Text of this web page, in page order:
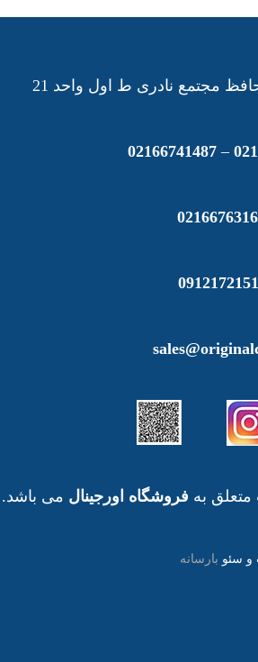
مجتمع نادری ط اول واحد 21
–
02166741487
به فروشگاه اورجینال می باشد.
و سئو بارسانه